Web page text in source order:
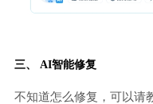
三、 AI智能修复
不知道怎么修复，可以请